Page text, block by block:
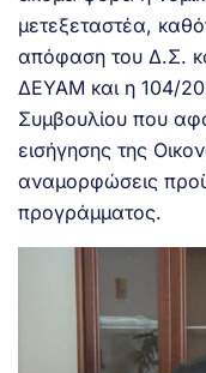
μετεξεταστέα,
απόφαση του Δ.Σ.
ΔΕΥΑΜ και η 104/
Συμβουλίου που
εισήγησης της
αναμορφώσεις
προγράμματος.